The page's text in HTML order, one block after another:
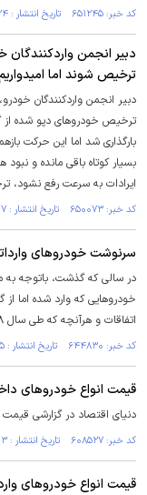
کد خبر: ۶۵۱۲۴۵ تاریخ انتشار : ۱۳۹۹/۰۲/۲۴
دبیر انجمن
ترخیص شوند اما
ترخیص خودروهای دپو شده از
بارگذاری شد اما این حرکت
بسیار کوتاه باقی مانده و
ایرادات به سرعت رفع نشود،
کد خبر: ۶۵۰۰۷۳ تاریخ انتشار : ۱۳۹۹/۰۲/۱۷
سرنوشت خودروهای
در سالی که گذشت، باتوجه به
خودروهایی که وارد شده اما
اتفاقات و هرآنچه که طی سال ۱۳۹۸ برای بازار خودروهای وارداتی افتاد، می‌پردازد.
کد خبر: ۶۴۴۸۳۰ تاریخ انتشار : ۱۳۹۹/۰۱/۱۵
قیمت انواع خودروهای داخلی/تالیسمان
دنیای اقتصاد در گزارشی قیمت
کد خبر: ۶۰۸۵۲۷ تاریخ انتشار : ۱۳۹۸/۰۶/۱۳
قیمت انواع خودروهای